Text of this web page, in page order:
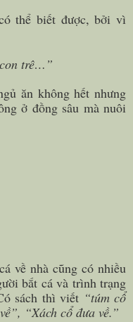
thể biết được, bởi vì
trê…”
ăn không hết nhưng
ở đồng sâu mà nuôi
về nhà cũng có nhiều
bắt cá và trình trạng
sách thì viết “túm cổ
“Xách cổ đưa về.”